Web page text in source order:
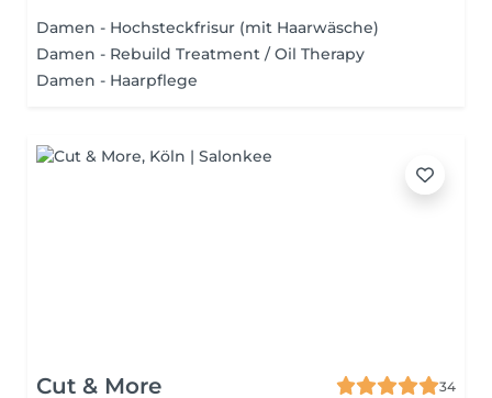
Damen - Hochsteckfrisur (mit Haarwäsche)
Damen - Rebuild Treatment / Oil Therapy
Damen - Haarpflege
Cut & More
34